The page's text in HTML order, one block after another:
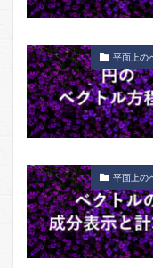
平面上の
平面上の